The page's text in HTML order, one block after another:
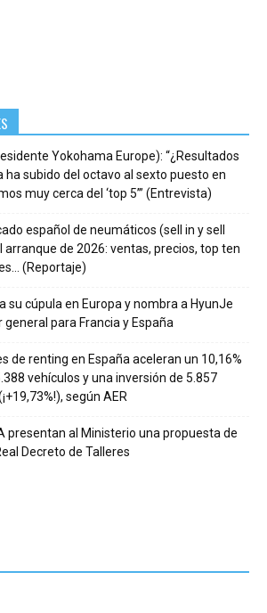
Yokohama Europe): “¿Resultados
ha subido del octavo al sexto puesto en
muy cerca del ‘top 5’” (Entrevista)
español de neumáticos (sell in y sell
arranque de 2026: ventas, precios, top ten
(Reportaje)
su cúpula en Europa y nombra a HyunJe
para Francia y España
de renting en España aceleran un 10,16%
vehículos y una inversión de 5.857
según AER
presentan al Ministerio una propuesta de
Decreto de Talleres